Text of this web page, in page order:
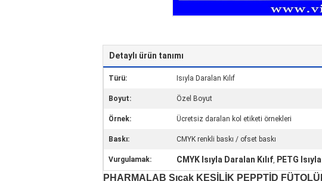
Detaylı ürün tanımı
Türü: Isıyla Daralan Kılıf
Boyut: Özel Boyut
Örnek: Ücretsiz daralan kol etiketi örnekleri
Baskı: CMYK renkli baskı / ofset baskı
Vurgulamak: CMYK Isıyla Daralan Kılıf, PETG
PHARMALAB Sıcak KESİLİK PEPPTİD